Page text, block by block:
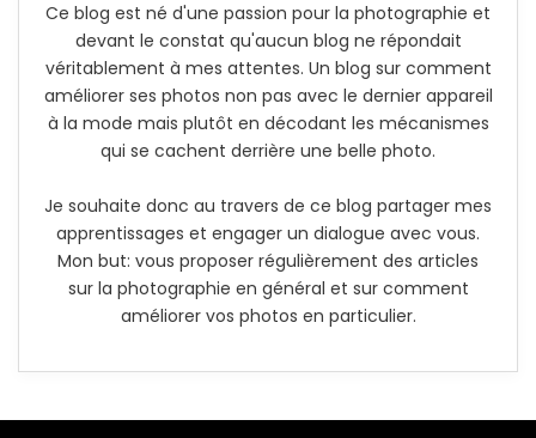
Ce blog est né d'une passion pour la photographie et
devant le constat qu'aucun blog ne répondait
véritablement à mes attentes. Un blog sur comment
améliorer ses photos non pas avec le dernier appareil
à la mode mais plutôt en décodant les mécanismes
qui se cachent derrière une belle photo.
Je souhaite donc au travers de ce blog partager mes
apprentissages et engager un dialogue avec vous.
Mon but: vous proposer régulièrement des articles
sur la photographie en général et sur comment
améliorer vos photos en particulier.